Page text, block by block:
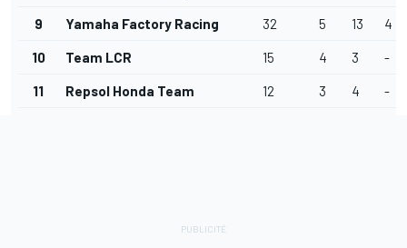
9 Yamaha Factory Racing 32 5 13 4
10 Team LCR 15 4 3 -
11 Repsol Honda Team 12 3 4 -